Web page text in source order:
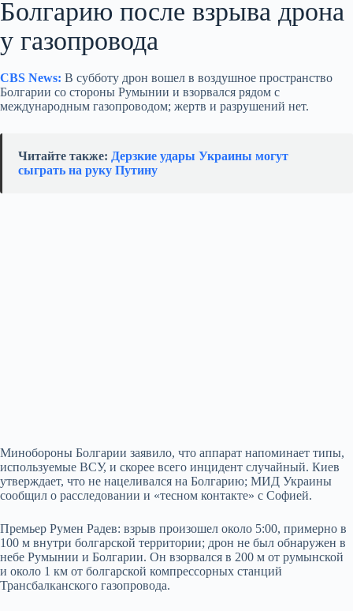
Болгарию после взрыва дрона
у газопровода
CBS News: В субботу дрон вошел в воздушное пространство
Болгарии со стороны Румынии и взорвался рядом с
международным газопроводом; жертв и разрушений нет.
Читайте также: Дерзкие удары Украины могут
сыграть на руку Путину
Минобороны Болгарии заявило, что аппарат напоминает типы,
используемые ВСУ, и скорее всего инцидент случайный. Киев
утверждает, что не нацеливался на Болгарию; МИД Украины
сообщил о расследовании и «тесном контакте» с Софией.
Премьер Румен Радев: взрыв произошел около 5:00, примерно в
100 м внутри болгарской территории; дрон не был обнаружен в
небе Румынии и Болгарии. Он взорвался в 200 м от румынской
и около 1 км от болгарской компрессорных станций
Трансбалканского газопровода.